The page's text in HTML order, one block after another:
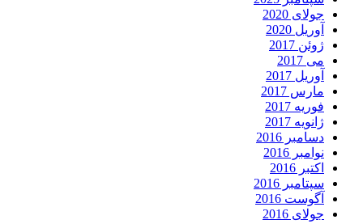
جولای 2020
آوریل 2020
ژوئن 2017
می 2017
آوریل 2017
مارس 2017
فوریه 2017
ژانویه 2017
دسامبر 2016
نوامبر 2016
اکتبر 2016
سپتامبر 2016
آگوست 2016
جولای 2016